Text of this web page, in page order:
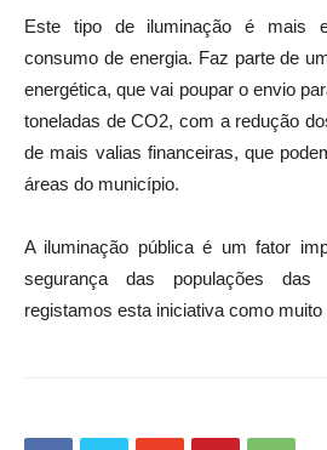
Este tipo de iluminação é mais
consumo de energia. Faz parte de
energética, que vai poupar o envio
toneladas de CO2, com a redução
de mais valias financeiras, que
áreas do município.
A iluminação pública é um fator
segurança das populações das
registamos esta iniciativa como muito